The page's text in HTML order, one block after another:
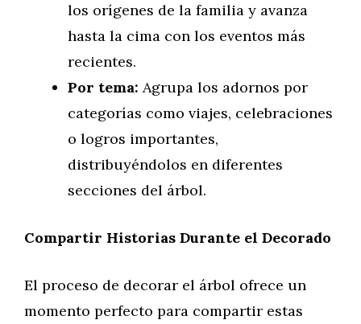
los orígenes de la familia y avanza
hasta la cima con los eventos más
recientes.
Por tema: Agrupa los adornos por
categorías como viajes, celebraciones
o logros importantes,
distribuyéndolos en diferentes
secciones del árbol.
Compartir Historias Durante el Decorado
El proceso de decorar el árbol ofrece un
momento perfecto para compartir estas